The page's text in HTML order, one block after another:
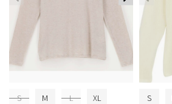
S M L XL S